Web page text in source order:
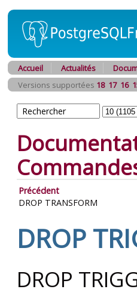
Accueil Actualités
Versions supportées 18 17 16
Précédent
DROP TRANSFORM
DROP
DROP